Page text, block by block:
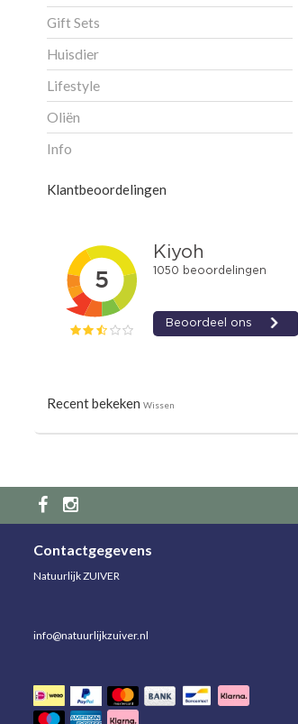
Gift Sets
Huisdier
Lifestyle
Oliën
Info
Klantbeoordelingen
Recent bekeken Wissen
Contactgegevens
Natuurlijk ZUIVER
info@natuurlijkzuiver.nl